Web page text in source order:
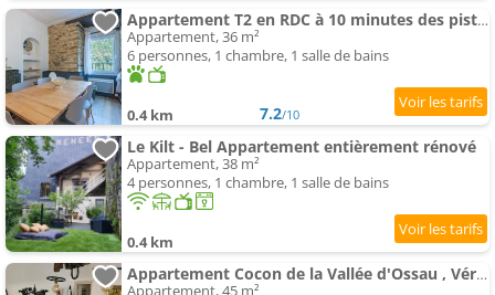
Appartement T2 en RDC à 10 minutes des pistes
Appartement, 36 m²
6 personnes, 1 chambre, 1 salle de bains
0.4 km 7.2/10
Le Kilt - Bel Appartement entièrement rénové
Appartement, 38 m²
4 personnes, 1 chambre, 1 salle de bains
0.4 km
Appartement Cocon de la Vallée d'Ossau , Véritable Havre de paix - 4 à 6 pers
Appartement, 45 m²